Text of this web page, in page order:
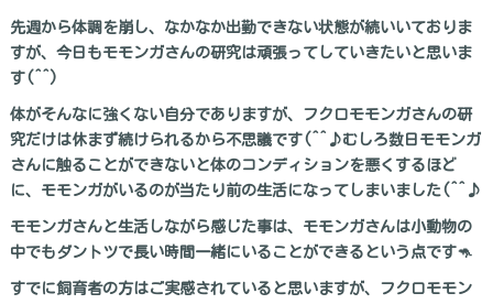
先週から体調を崩し、なかなか出勤できない状態が続いいておりま
すが、今日もモモンガさんの研究は頑張ってしていきたいと思いま
す(^^)
体がそんなに強くない自分でありますが、フクロモモンガさんの研
究だけは休まず続けられるから不思議です(^^♪むしろ数日モモンガ
さんに触ることができないと体のコンディションを悪くするほど
に、モモンガがいるのが当たり前の生活になってしまいました(^^♪
モモンガさんと生活しながら感じた事は、モモンガさんは小動物の
中でもダントツで長い時間一緒にいることができるという点です🦘
すでに飼育者の方はご実感されていると思いますが、フクロモモン